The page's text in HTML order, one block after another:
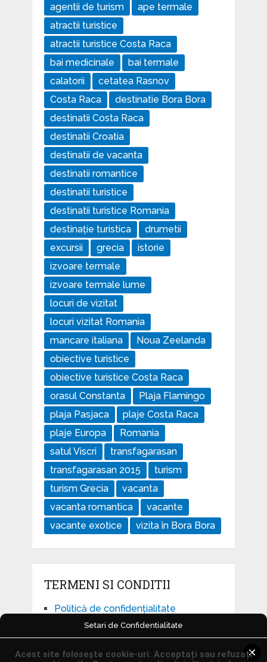
agentii de turism
ape termale
atractii turistice
atractii turistice Costa Raca
bai medicinale
bai termale
calatorii
cetatea Rasnov
Costa Raca
destinatie Bora Bora
destinatii Costa Raca
destinatii Croatia
destinatii de vacanta
destinatii romantice
destinatii turistice
destinatii turistice Romania
destinație turistica
drumetii
excursii
grecia
istorie
izvoare termale
izvoare termale lume
locuri de vizitat
locuri vizitat Romania
mancare italiana
Noua Zeelanda
obiective turistice
obiective turistice Costa Raca
orasul Constanta
Plaja Flamingo
plaja Pasjaca
plaje Costa Raca
plaje Europa
Romania
satul Viscri
transfagarasan
transfagarasan 2015
turism
turism Grecia
vacanta
vacanta romantica
vacante
vacante exotice
vizita în Bora Bora
TERMENI SI CONDITII
Politică de confidențialitate
Politică privind fișierele cookies
Setari de Confidentialitate
Acest site folosește cookie-uri. Acceptați sau refuzați